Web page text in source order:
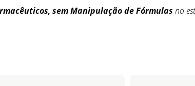
sem Manipulação de Fórmulas no